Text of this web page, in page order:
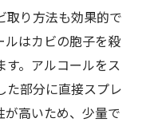
取り方法も効果的で
ルはカビの胞子を殺
す。アルコールをス
た部分に直接スプレ
が高いため、少量で